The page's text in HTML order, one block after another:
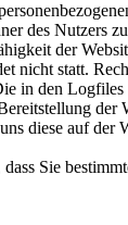
des Nutzers
der
nicht statt.
den Logfiles
diese auf
Sie